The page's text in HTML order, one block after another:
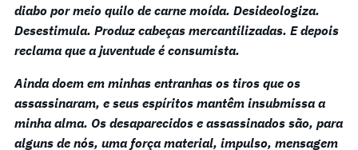
diabo por meio quilo de carne moída. Desideologiza.
Desestimula. Produz cabeças mercantilizadas. E depois
reclama que a juventude é consumista.
Ainda doem em minhas entranhas os tiros que os
assassinaram, e seus espíritos mantêm insubmissa a
minha alma. Os desaparecidos e assassinados são, para
alguns de nós, uma força material, impulso, mensagem